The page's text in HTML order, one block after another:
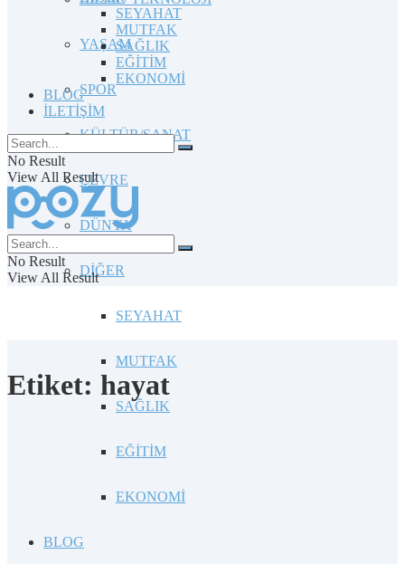
YAŞAM
SPOR
KÜLTÜR/SANAT
ÇEVRE
DÜNYA
DİĞER
SEYAHAT
MUTFAK
SAĞLIK
EĞİTİM
EKONOMİ
BLOG
SEYAHAT
MUTFAK
SAĞLIK
EĞİTİM
EKONOMİ
BLOG
İLETİŞİM
No Result
View All Result
No Result
View All Result
Etiket: hayat